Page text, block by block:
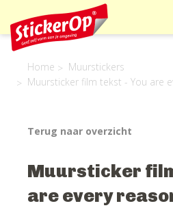
Home
Muurstickers
Muursticker film tekst - You are
Terug naar overzicht
Muursticker
are every